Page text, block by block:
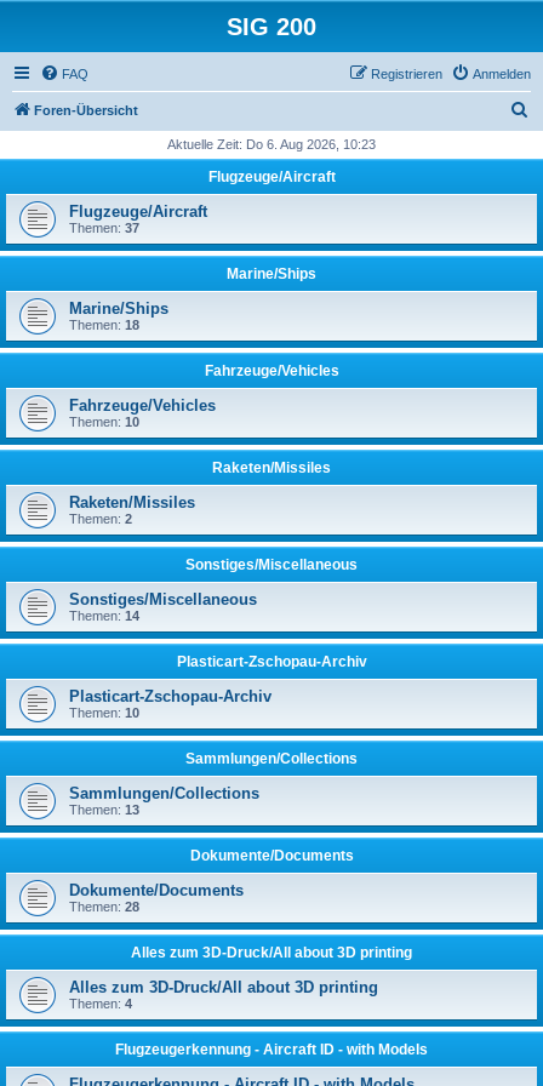
SIG 200
FAQ Anmelden
Registrieren
Foren-Übersicht
h
Aktuelle Zeit: Do 6. Aug 2026, 10:23
Flugzeuge/Aircraft
Flugzeuge/Aircraft
Themen: 37
Marine/Ships
Marine/Ships
Themen: 18
Fahrzeuge/Vehicles
Fahrzeuge/Vehicles
Themen: 10
Raketen/Missiles
Raketen/Missiles
Themen: 2
Sonstiges/Miscellaneous
Sonstiges/Miscellaneous
Themen: 14
Plasticart-Zschopau-Archiv
Plasticart-Zschopau-Archiv
Themen: 10
Sammlungen/Collections
Sammlungen/Collections
Themen: 13
Dokumente/Documents
Dokumente/Documents
Themen: 28
Alles zum 3D-Druck/All about 3D printing
Alles zum 3D-Druck/All about 3D printing
Themen: 4
Flugzeugerkennung - Aircraft ID - with Models